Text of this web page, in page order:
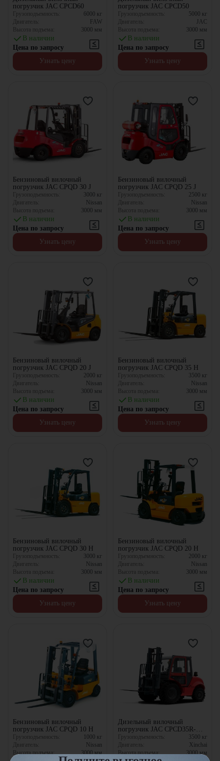
погрузчик JAC CPCD60
Грузоподъемность: 6000 кг
Двигатель:
FAW
Высота подъема:
3000 мм
В наличии
Цена по запросу
Узнать цену
погрузчик JAC CPCD50
Грузоподъемность: 5000 кг
Двигатель:
JAC
Высота подъема:
3000 мм
В наличии
Цена по запросу
Узнать цену
Бензиновый вилочный
погрузчик JAC CPQD 30 J
Грузоподъемность: 3000 кг
Двигатель:
Nissan
Высота подъема:
3000 мм
В наличии
Цена по запросу
Узнать цену
Бензиновый вилочный
погрузчик JAC CPQD 25 J
Грузоподъемность: 2500 кг
Двигатель:
Nissan
Высота подъема:
3000 мм
В наличии
Цена по запросу
Узнать цену
Бензиновый вилочный
погрузчик JAC CPQD 20 J
Грузоподъемность: 2000 кг
Двигатель:
Nissan
Высота подъема:
3000 мм
В наличии
Цена по запросу
Узнать цену
Бензиновый вилочный
погрузчик JAC CPQD 35 H
Грузоподъемность: 3500 кг
Двигатель:
Nissan
Высота подъема:
3000 мм
В наличии
Цена по запросу
Узнать цену
Бензиновый вилочный
погрузчик JAC CPQD 30 H
Грузоподъемность: 3000 кг
Двигатель:
Nissan
Высота подъема:
3000 мм
В наличии
Цена по запросу
Узнать цену
Бензиновый вилочный
погрузчик JAC CPQD 20 H
Грузоподъемность: 2000 кг
Двигатель:
Nissan
Высота подъема:
3000 мм
В наличии
Цена по запросу
Узнать цену
Бензиновый вилочный
погрузчик JAC CPQD 10 H
Грузоподъемность: 1000 кг
Двигатель:
Nissan
Высота подъема:
3000мм
Дизельный вилочный
погрузчик JAC CPCD35R-
4WD (X)
Грузоподъемность: 3500 кг
Двигатель:
Xinchai
Высота подъема:
3000мм